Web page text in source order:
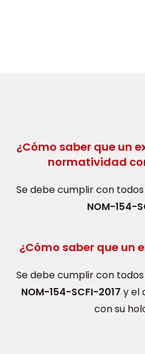
¿Cómo saber que un
normatividad
Se debe cumplir con
NOM-154-
¿Cómo saber que un
Se debe cumplir con
NOM-154-SCFI-2017 y el
con su